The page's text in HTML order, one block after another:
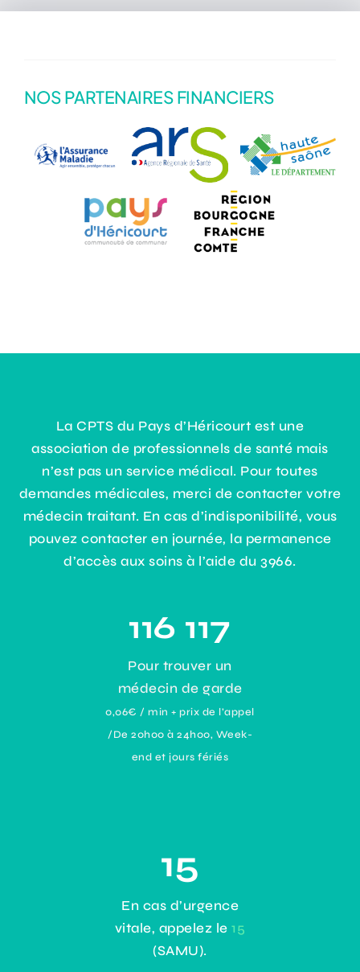
Contact
NOS PARTENAIRES FINANCIERS
La CPTS du Pays d’Héricourt est une
association de professionnels de santé mais
n’est pas un service médical. Pour toutes
demandes médicales, merci de contacter votre
médecin traitant. En cas d’indisponibilité, vous
pouvez contacter en journée, la permanence
d’accès aux soins à l’aide du 3966.
116 117
Pour trouver un
médecin de garde
0,06€ / min + prix de l’appel
/De 20h00 à 24h00, Week-
end et jours fériés
15
En cas d’urgence
vitale, appelez le15
(SAMU).